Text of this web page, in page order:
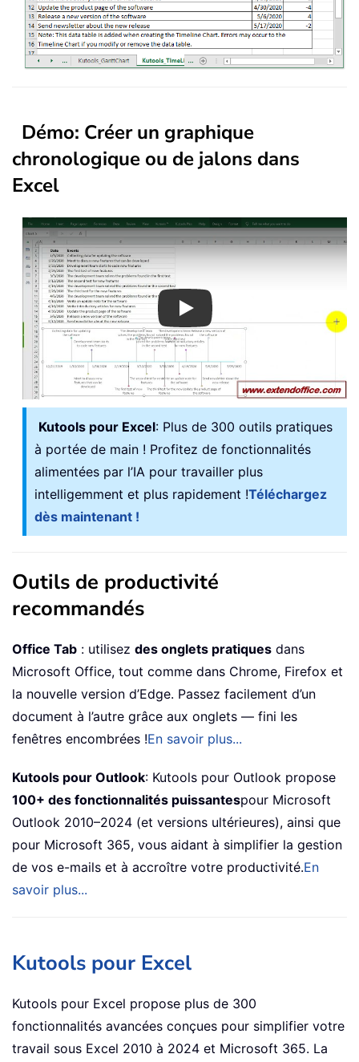
Démo: Créer un graphique
chronologique ou de jalons dans
Excel
Play
Kutools pour Excel: Plus de 300 outils pratiques
à portée de main ! Profitez de fonctionnalités
alimentées par l’IA pour travailler plus
intelligemment et plus rapidement !Téléchargez
dès maintenant !
Outils de productivité
recommandés
Office Tab : utilisez des onglets pratiques dans
Microsoft Office, tout comme dans Chrome, Firefox et
la nouvelle version d’Edge. Passez facilement d’un
document à l’autre grâce aux onglets — fini les
fenêtres encombrées !En savoir plus...
Kutools pour Outlook: Kutools pour Outlook propose
100+ des fonctionnalités puissantespour Microsoft
Outlook 2010–2024 (et versions ultérieures), ainsi que
pour Microsoft 365, vous aidant à simplifier la gestion
de vos e-mails et à accroître votre productivité.En
savoir plus...
Kutools pour Excel
Kutools pour Excel propose plus de 300
fonctionnalités avancées conçues pour simplifier votre
travail sous Excel 2010 à 2024 et Microsoft 365. La